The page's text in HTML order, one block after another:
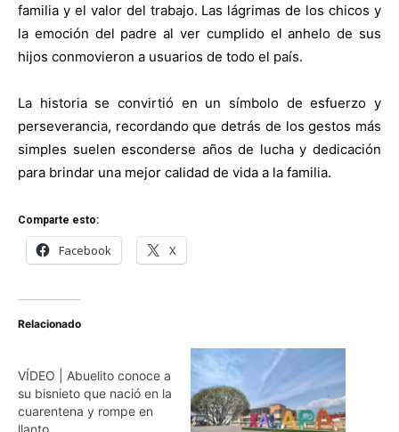
familia y el valor del trabajo. Las lágrimas de los chicos y
la emoción del padre al ver cumplido el anhelo de sus
hijos conmovieron a usuarios de todo el país.
La historia se convirtió en un símbolo de esfuerzo y
perseverancia, recordando que detrás de los gestos más
simples suelen esconderse años de lucha y dedicación
para brindar una mejor calidad de vida a la familia.
Comparte esto:
Facebook X
Relacionado
VÍDEO | Abuelito conoce a
su bisnieto que nació en la
cuarentena y rompe en
llanto